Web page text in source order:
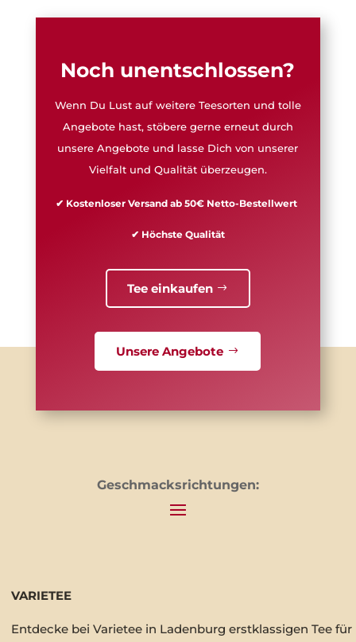
Noch unentschlossen?
Wenn Du Lust auf weitere Teesorten und tolle
Angebote hast, stöbere gerne erneut durch
unsere Angebote und lasse Dich von unserer
Vielfalt und Qualität überzeugen.
✔ Kostenloser Versand ab 50€ Netto-Bestellwert
✔ Höchste Qualität
Tee einkaufen
Unsere Angebote
Geschmacksrichtungen:
VARIETEE
Entdecke bei Varietee in Ladenburg erstklassigen Tee für